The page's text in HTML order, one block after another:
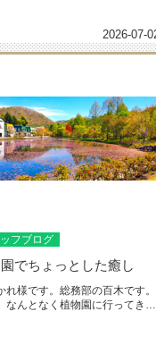
2026-07-
フブログ
でちょっとした癒し
れ様です。総務部の百木です。
なんとなく植物園に行ってきま